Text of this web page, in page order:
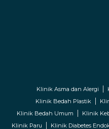
Klinik Asma dan Alergi
Klinik Bedah Plastik
Klinik Bedah Umum
Klinik
Klinik Paru
Klinik Diabetes